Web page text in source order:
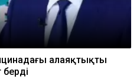
алаяқтықты
берді